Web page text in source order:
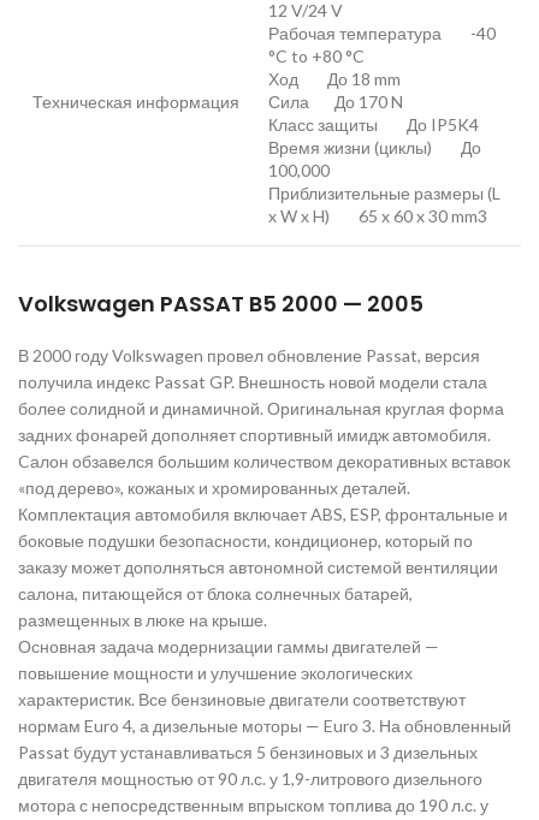
Техническая информация
12 V/24 V
Рабочая температура -40
°C to +80 °C
Ход До 18 mm
Сила До 170 N
Класс защиты До IP5K4
Время жизни (циклы) До
100,000
Приблизительные размеры (L
x W x H) 65 x 60 x 30 mm3
Volkswagen PASSAT B5 2000 — 2005
В 2000 году Volkswagen провел обновление Passat, версия
получила индекс Passat GP. Внешность новой модели стала
более солидной и динамичной. Оригинальная круглая форма
задних фонарей дополняет спортивный имидж автомобиля.
Cалон обзавелся большим количеством декоративных вставок
«под дерево», кожаных и хромированных деталей.
Комплектация автомобиля включает ABS, ESP, фронтальные и
боковые подушки безопасности, кондиционер, который по
заказу может дополняться автономной системой вентиляции
салона, питающейся от блока солнечных батарей,
размещенных в люке на крыше.
Основная задача модернизации гаммы двигателей —
повышение мощности и улучшение экологических
характеристик. Все бензиновые двигатели соответствуют
нормам Euro 4, а дизельные моторы — Euro 3. На обновленный
Passat будут устанавливаться 5 бензиновых и 3 дизельных
двигателя мощностью от 90 л.с. у 1,9-литрового дизельного
мотора с непосредственным впрыском топлива до 190 л.с. у